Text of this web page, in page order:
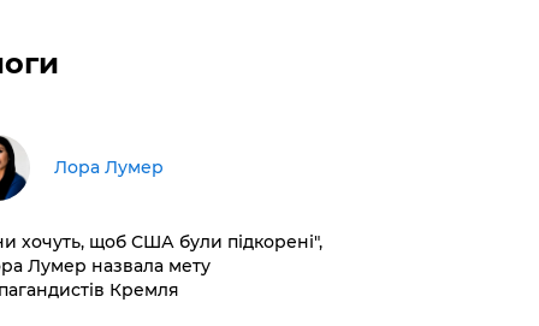
​Лора Лумер
хочуть, щоб США були підкорені",
Лумер назвала мету
Кремля